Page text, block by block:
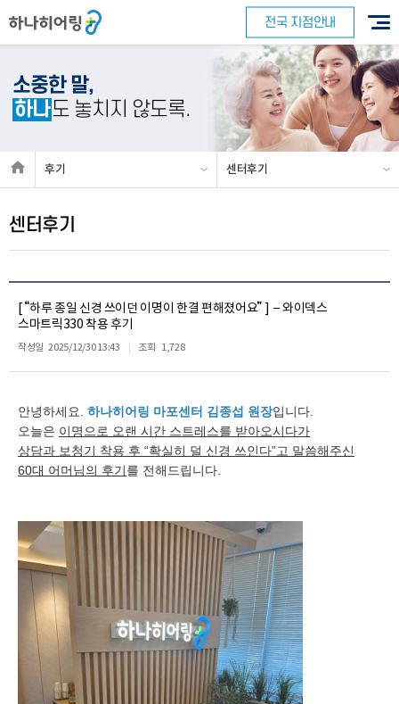
전국 지점안내
소중한 말,
하나도 놓치지 않도록.
후기 센터후기
센터후기
[ “하루 종일 신경 쓰이던 이명이 한결 편해졌어요” ] – 와이덱스
스마트릭330 착용 후기
작성일 2025/12/30 13:43 조회 1,728
안녕하세요. 하나히어링 마포센터 김종섭 원장입니다.
오늘은 이명으로 오랜 시간 스트레스를 받아오시다가
상담과 보청기 착용 후 “확실히 덜 신경 쓰인다”고 말씀해주신
60대 어머님의 후기를 전해드립니다.